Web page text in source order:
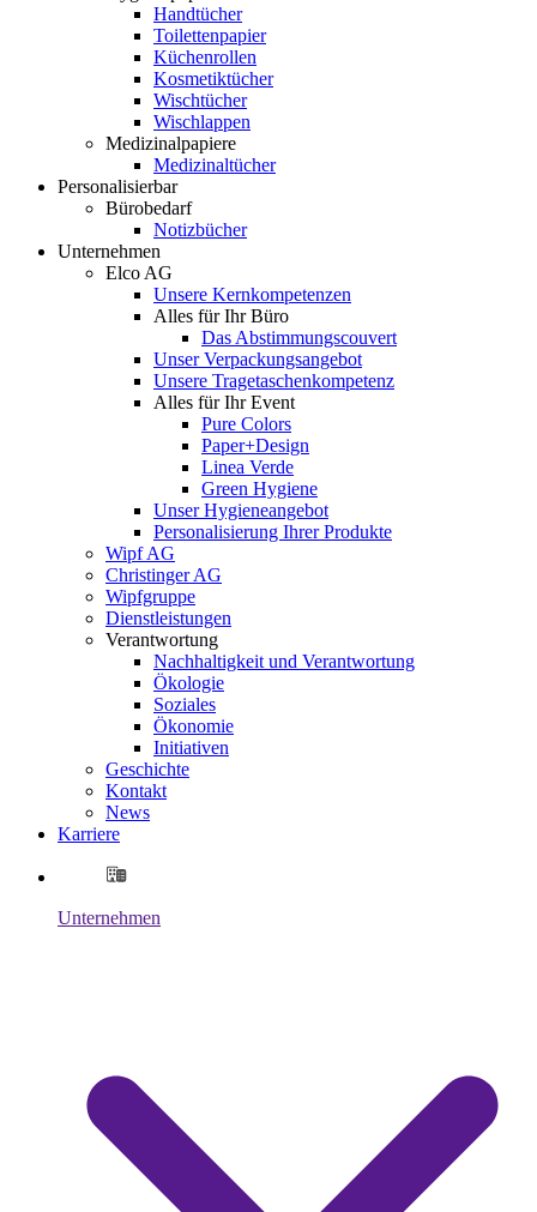
Handtücher
Toilettenpapier
Küchenrollen
Kosmetiktücher
Wischtücher
Wischlappen
Medizinalpapiere
Medizinaltücher
Personalisierbar
Bürobedarf
Notizbücher
Unternehmen
Elco AG
Unsere Kernkompetenzen
Alles für Ihr Büro
Das Abstimmungscouvert
Unser Verpackungsangebot
Unsere Tragetaschenkompetenz
Alles für Ihr Event
Pure Colors
Paper+Design
Linea Verde
Green Hygiene
Unser Hygieneangebot
Personalisierung Ihrer Produkte
Wipf AG
Christinger AG
Wipfgruppe
Dienstleistungen
Verantwortung
Nachhaltigkeit und Verantwortung
Ökologie
Soziales
Ökonomie
Initiativen
Geschichte
Kontakt
News
Karriere
Unternehmen